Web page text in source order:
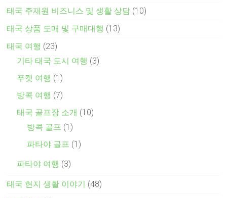
태국 주재원 비즈니스 및 생활 상담 (10)
태국 상품 도매 및 구매대행 (13)
태국 여행 (23)
기타 태국 도시 여행 (3)
푸켓 여행 (1)
방콕 여행 (7)
태국 골프장 소개 (10)
방콕 골프 (1)
파타야 골프 (1)
파타야 여행 (3)
태국 현지 생활 이야기 (48)